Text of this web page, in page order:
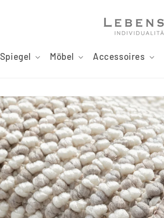
Spiegel Möbel Accessoires